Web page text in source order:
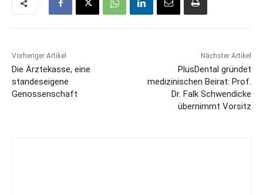
Vorheriger Artikel
Die Ärztekasse, eine
standeseigene
Genossenschaft
Nächster Artikel
PlusDental gründet
medizinischen Beirat: Prof.
Dr. Falk Schwendicke
übernimmt Vorsitz